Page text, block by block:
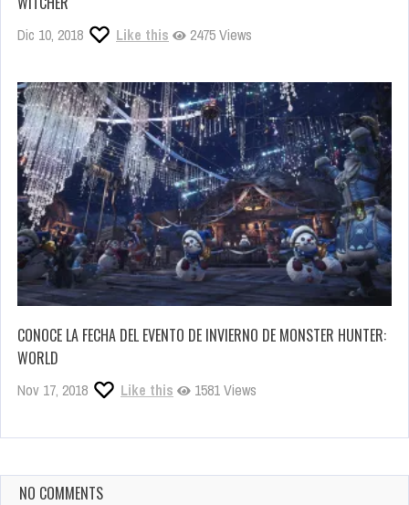
Dic 10, 2018 Like this 2475 Views
CONOCE LA FECHA DEL EVENTO DE INVIERNO DE MONSTER HUNTER:
WORLD
Nov 17, 2018 Like this 1581 Views
NO COMMENTS